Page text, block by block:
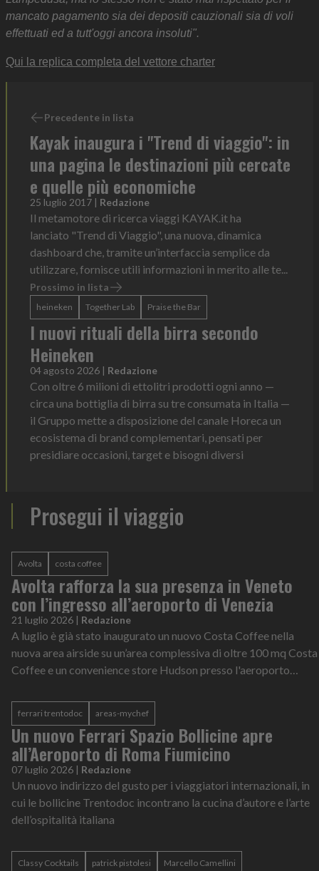
mancato pagamento sia dei depositi cauzionali sia di voli
effettuati ed a tutt'oggi ancora insoluti".
Qui la replica completa del vettore charter
Precedente in lista
Kayak inaugura i "Trend di viaggio": in
una pagina le destinazioni più cercate
e quelle più economiche
25 luglio 2017 | Redazione
Il metamotore di ricerca viaggi KAYAK.it ha
lanciato "Trend di Viaggio", una nuova, dinamica
dashboard che, tramite un’interfaccia semplice da
utilizzare, fornisce utili informazioni in merito alle te...
Prossimo in lista
heineken Together Lab Praise the Bar
I nuovi rituali della birra secondo
Heineken
04 agosto 2026 | Redazione
Con oltre 6 milioni di ettolitri prodotti ogni anno —
circa una bottiglia di birra su tre consumata in Italia —
il Gruppo mette a disposizione del canale Horeca un
ecosistema di brand complementari, pensati per
presidiare occasioni, target e bisogni diversi
Prosegui il viaggio
Avolta costa coffee
Avolta rafforza la sua presenza in Veneto
con l’ingresso all’aeroporto di Venezia
21 luglio 2026 | Redazione
A luglio è già stato inaugurato un nuovo Costa Coffee nella
nuova area airside su un’area complessiva di oltre 100 mq Costa
Coffee e un convenience store Hudson presso l'aeroporto
ferrari trentodoc areas-mychef
Un nuovo Ferrari Spazio Bollicine apre
all’Aeroporto di Roma Fiumicino
07 luglio 2026 | Redazione
Un nuovo indirizzo del gusto per i viaggiatori internazionali, in
cui le bollicine Trentodoc incontrano la cucina d’autore e l’arte
dell’ospitalità italiana
Classy Cocktails patrick pistolesi Marcello Camellini